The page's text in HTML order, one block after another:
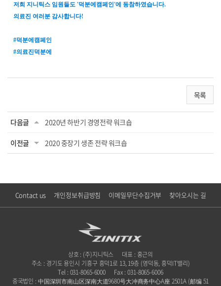
저희 지니틱스 임원들도 '덕분에캠페인'에 동참하였습니다.
의료진 여러분 감사합니다!
#덕분에캠페인
#의료진덕분에
목록
다음글 2020년 하반기 경영전략 워크숍
이전글 2020 중장기 생존 전략 워크숍
Contact us 개인정보취급방침 이메일무단수집거부 찾아오시는 길
상호 : (주)지니틱스
대표 : 홍근의
주소 : 경기도 용인시 기흥구 흥덕1로 13, 19층 (영덕동, 흥덕IT밸리)
Tel : 031-8065-6000
Fax : 031-8065-6006
중국법인 : 中国深圳市南山区深南大道9680号大冲商务中心A座 2501A (邮编 51